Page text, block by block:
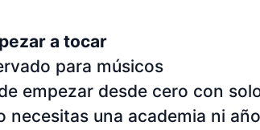
a tocar
para músicos
empezar desde cero con
necesitas una academia ni